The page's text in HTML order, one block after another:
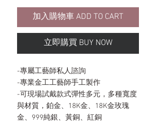
加入購物車 ADD TO CART
立即購買 BUY NOW
-專屬工藝師私人諮詢
-專業金工工藝師手工製作
-可現場試戴款式彈性多元，多種寬度
與材質，鉑金、18K金、18K金玫瑰
金、999純銀、黃銅、紅銅